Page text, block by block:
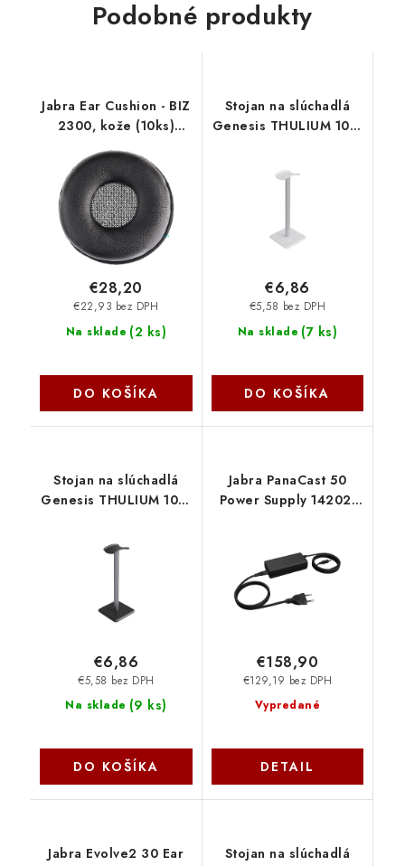
Podobné produkty
Jabra Ear Cushion - BIZ
2300, kože (10ks)
14101-37
Na sklade (2 ks)
€22,93 bez DPH
€28,20
DO KOŠÍKA
Stojan na slúchadlá
Genesis THULIUM 100,
Na sklade (7 ks)
€5,58 bez DPH
€6,86
DO KOŠÍKA
Stojan na slúchadlá
Genesis THULIUM 100,
Na sklade (9 ks)
€5,58 bez DPH
€6,86
DO KOŠÍKA
Jabra PanaCast 50
Power Supply 14202-
Vypredané
€129,19 bez DPH
€158,90
DETAIL
Jabra Evolve2 30 Ear
Stojan na slúchadlá